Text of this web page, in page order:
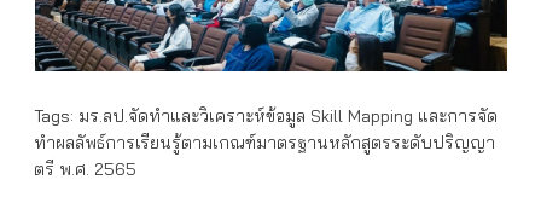
Tags: มร.ลป.จัดทำและวิเคราะห์ข้อมูล Skill Mapping และการจัด
ทำผลลัพธ์การเรียนรู้ตามเกณฑ์มาตรฐานหลักสูตรระดับปริญญา
ตรี พ.ศ. 2565